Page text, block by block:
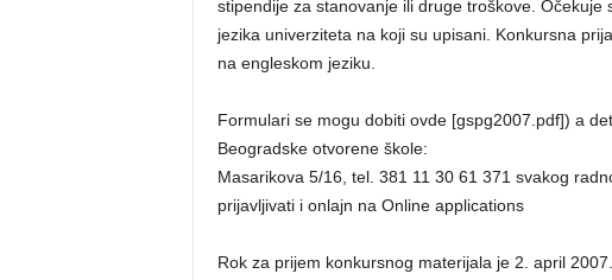
stipendije za stanovanje ili druge troškove.
jezika univerziteta na koji su upisani. Konkursna
na engleskom jeziku.
Formulari se mogu dobiti ovde [gspg2007.pdf]) a
Beogradske otvorene škole:
Masarikova 5/16, tel. 381 11 30 61 371 svakog
prijavljivati i onlajn na Online applications
Rok za prijem konkursnog materijala je 2. april